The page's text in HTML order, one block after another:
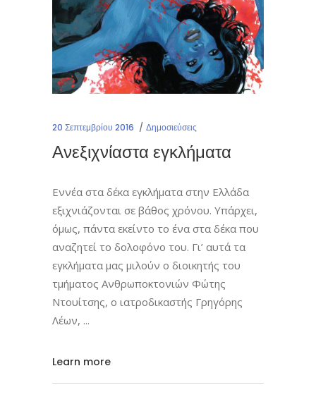
20 Σεπτεμβρίου 2016 Δημοσιεύσεις
Ανεξιχνίαστα εγκλήματα
Εννέα στα δέκα εγκλήματα στην Ελλάδα
εξιχνιάζονται σε βάθος χρόνου. Υπάρχει,
όμως, πάντα εκείντο το ένα στα δέκα που
αναζητεί το δολοφόνο του. Γι’ αυτά τα
εγκλήματα μας μιλούν ο διοικητής του
τμήματος Ανθρωποκτονιών Φώτης
Ντουίτσης, ο ιατροδικαστής Γρηγόρης
Λέων,
Learn more